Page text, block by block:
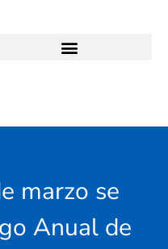
marzo se
Anual de